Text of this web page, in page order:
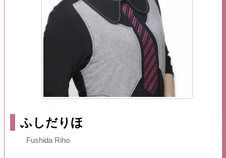
ふしだりほ
Fushida Riho